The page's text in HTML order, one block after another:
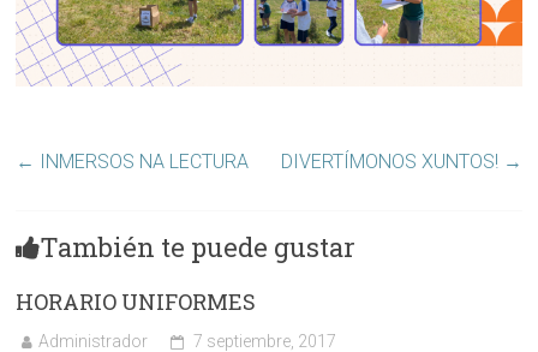
← INMERSOS NA LECTURA DIVERTÍMONOS XUNTOS! →
También te puede gustar
HORARIO UNIFORMES
Administrador 7 septiembre, 2017